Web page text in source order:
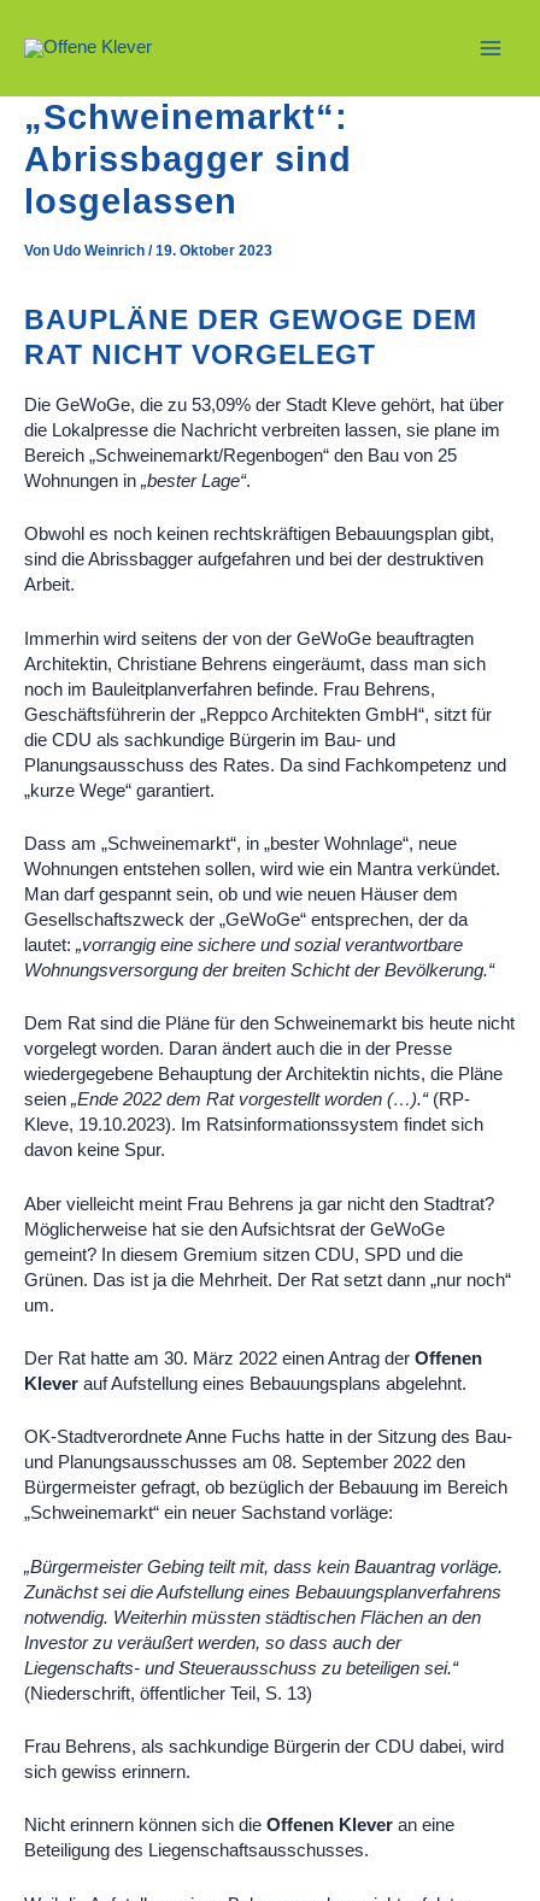
Inhalt
springen
„Schweinemarkt“:
Abrissbagger sind
losgelassen
Von Udo Weinrich /19. Oktober 2023
BAUPLÄNE DER GEWOGE DEM
RAT NICHT VORGELEGT
Die GeWoGe, die zu 53,09% der Stadt Kleve gehört, hat über
die Lokalpresse die Nachricht verbreiten lassen, sie plane im
Bereich „Schweinemarkt/Regenbogen“ den Bau von 25
Wohnungen in „bester Lage“.
Obwohl es noch keinen rechtskräftigen Bebauungsplan gibt,
sind die Abrissbagger aufgefahren und bei der destruktiven
Arbeit.
Immerhin wird seitens der von der GeWoGe beauftragten
Architektin, Christiane Behrens eingeräumt, dass man sich
noch im Bauleitplanverfahren befinde. Frau Behrens,
Geschäftsführerin der „Reppco Architekten GmbH“, sitzt für
die CDU als sachkundige Bürgerin im Bau- und
Planungsausschuss des Rates. Da sind Fachkompetenz und
„kurze Wege“ garantiert.
Dass am „Schweinemarkt“, in „bester Wohnlage“, neue
Wohnungen entstehen sollen, wird wie ein Mantra verkündet.
Man darf gespannt sein, ob und wie neuen Häuser dem
Gesellschaftszweck der „GeWoGe“ entsprechen, der da
lautet: „vorrangig eine sichere und sozial verantwortbare
Wohnungsversorgung der breiten Schicht der Bevölkerung.“
Dem Rat sind die Pläne für den Schweinemarkt bis heute nicht
vorgelegt worden. Daran ändert auch die in der Presse
wiedergegebene Behauptung der Architektin nichts, die Pläne
seien „Ende 2022 dem Rat vorgestellt worden (…).“(RP-
Kleve, 19.10.2023). Im Ratsinformationssystem findet sich
davon keine Spur.
Aber vielleicht meint Frau Behrens ja gar nicht den Stadtrat?
Möglicherweise hat sie den Aufsichtsrat der GeWoGe
gemeint? In diesem Gremium sitzen CDU, SPD und die
Grünen. Das ist ja die Mehrheit. Der Rat setzt dann „nur noch“
um.
Der Rat hatte am 30. März 2022 einen Antrag der Offenen
Klever auf Aufstellung eines Bebauungsplans abgelehnt.
OK-Stadtverordnete Anne Fuchs hatte in der Sitzung des Bau-
und Planungsausschusses am 08. September 2022 den
Bürgermeister gefragt, ob bezüglich der Bebauung im Bereich
„Schweinemarkt“ ein neuer Sachstand vorläge:
„Bürgermeister Gebing teilt mit, dass kein Bauantrag vorläge.
Zunächst sei die Aufstellung eines Bebauungsplanverfahrens
notwendig. Weiterhin müssten städtischen Flächen an den
Investor zu veräußert werden, so dass auch der
Liegenschafts- und Steuerausschuss zu beteiligen sei.“
(Niederschrift, öffentlicher Teil, S. 13)
Frau Behrens, als sachkundige Bürgerin der CDU dabei, wird
sich gewiss erinnern.
Nicht erinnern können sich die Offenen Klever an eine
Beteiligung des Liegenschaftsausschusses.